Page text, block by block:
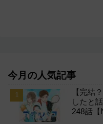
今月の人気記事
【完結
したと
248話【